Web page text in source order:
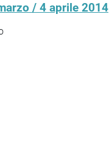
/ 4 aprile 2014